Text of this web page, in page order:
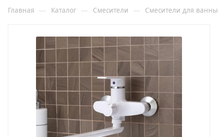
Главная — Каталог — Смесители — Смесители для